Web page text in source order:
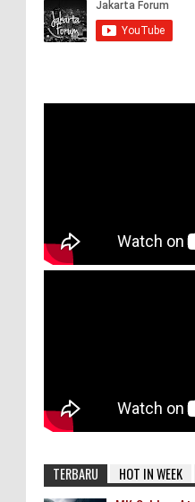
TERBARU HOT IN WEEK